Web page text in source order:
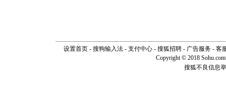
设置首页- 搜狗输入法- 支付中心- 搜狐招聘- 广告服务- 客
Copyright © 2018
搜狐不良信息